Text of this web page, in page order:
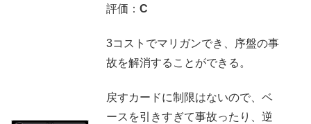
評価： C
3コストでマリガンでき、序盤の事
故を解消することができる。
戻すカードに制限はないので、ベ
ースを引きすぎて事故ったり、逆